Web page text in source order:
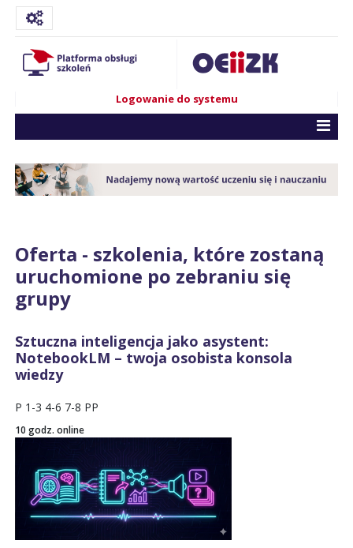
Logowanie do systemu
Oferta - szkolenia, które zostaną
uruchomione po zebraniu się
grupy
Sztuczna inteligencja jako asystent:
NotebookLM – twoja osobista konsola
wiedzy
P 1-3 4-6 7-8 PP
10 godz. online